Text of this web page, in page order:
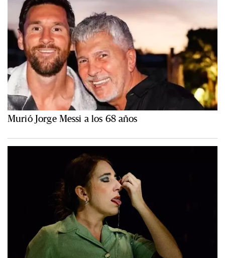
Murió Jorge Messi a los 68 años